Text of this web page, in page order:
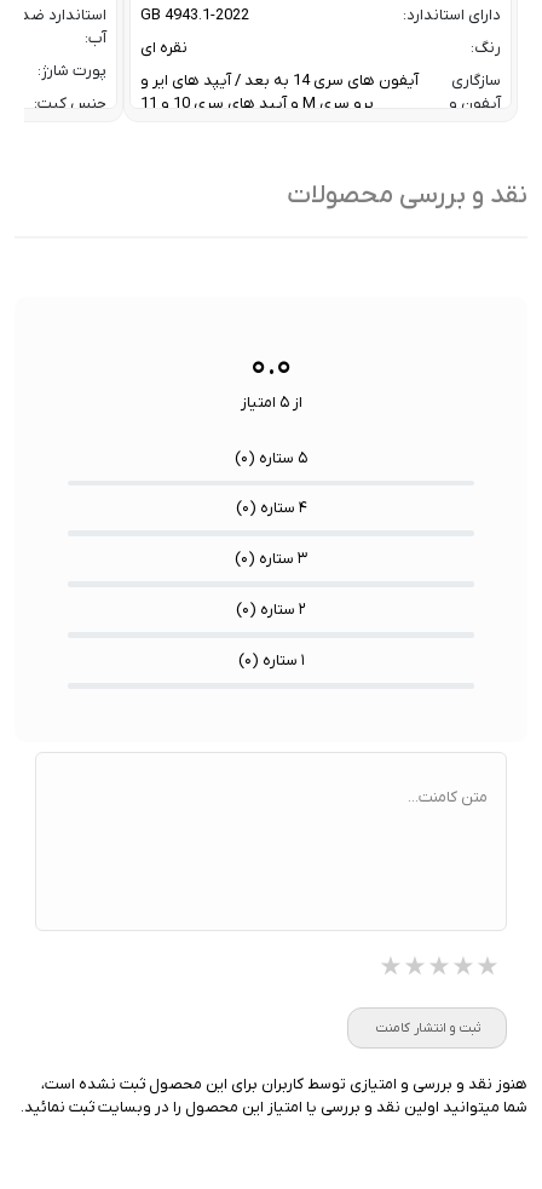
دارای استاندارد:
GB 4943.1-2022
رنگ:
نقره ای
سازگاری
آیفون و
آیفون های سری 14 به بعد / آیپد های ایر و
پرو سری M و آیپد های سری 10 و 11
ظرفیت:
استاندارد ضد
آب:
پورت شارژ:
جنس کیت:
نقد و بررسی محصولات
۰.۰
از ۵ امتیاز
۵ ستاره ( ۰)
۴ ستاره ( ۰)
۳ ستاره ( ۰)
۲ ستاره ( ۰)
۱ ستاره ( ۰)
متن کامنت...
★★★★★
★★★★★
★★★★★
ثبت و انتشار کامنت
هنوز نقد و بررسی و امتیازی توسط کاربران برای این محصول ثبت نشده است،
شما میتوانید اولین نقد و بررسی یا امتیاز این محصول را در وبسایت ثبت نمائید.